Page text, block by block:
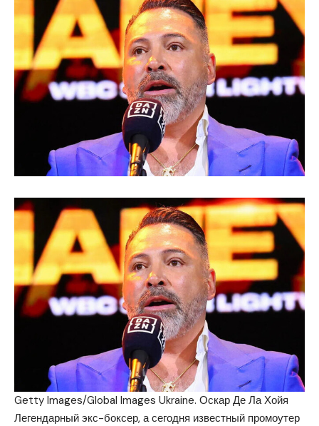
Getty Images/Global Images Ukraine. Оскар Де Ла Хойя
Легендарный экс-боксер, а сегодня известный промоутер